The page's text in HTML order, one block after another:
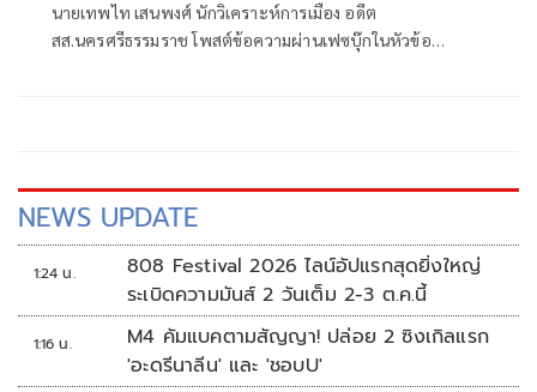
นายเทพไท เสนพงศ์ นักวิเคราะห์การเมือง อดีต
สส.นครศรีธรรมราช โพสต์ข้อความผ่านเฟซบุ๊กในหัวข้อ
NEWS UPDATE
1:24 น.
808 Festival 2026 ไลน์อัปแรกสุดยิ่งใหญ่
ระเบิดความมันส์ 2 วันเต็ม 2-3 ต.ค.นี้
1:16 น.
M4 คัมแบคตามสัญญา! ปล่อย 2 ซิงเกิลแรก
'อะดรีนาลีน' และ 'ชอบU'